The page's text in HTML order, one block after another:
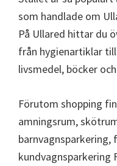
som handlade om
På Ullared hittar du
från hygienartiklar
livsmedel, böcker
Förutom shopping
amningsrum,
barnvagnsparkering,
kundvagnsparkering